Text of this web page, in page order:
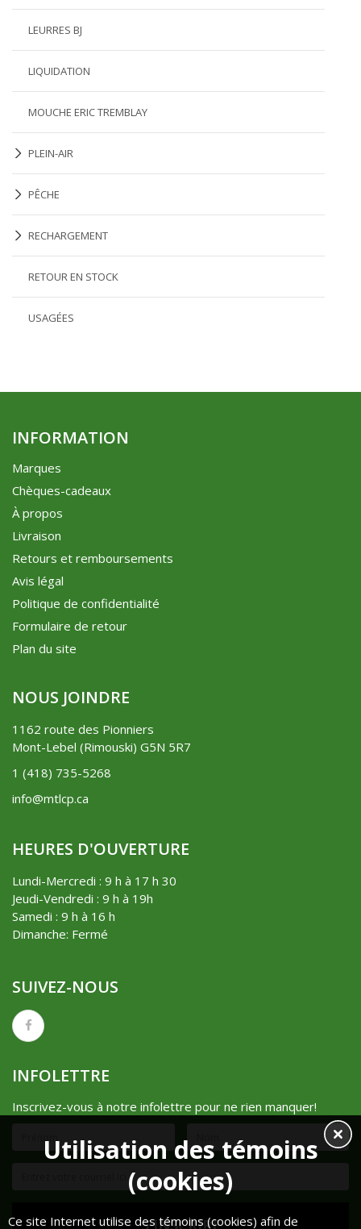
LEURRES BJ
LIQUIDATION
MOUCHE ERIC TREMBLAY
PLEIN-AIR
PÊCHE
RECHARGEMENT
RETOUR EN STOCK
USAGÉES
INFORMATION
Marques
Chèques-cadeaux
À propos
Livraison
Retours et remboursements
Avis légal
Politique de confidentialité
Formulaire de retour
Plan du site
NOUS JOINDRE
1162 route des Pionniers
Mont-Lebel (Rimouski) G5N 5R7
1 (418) 735-5268
info@mtlcp.ca
HEURES D'OUVERTURE
Lundi-Mercredi : 9 h à 17 h 30
Jeudi-Vendredi : 9 h à 19h
Samedi : 9 h à 16 h
Dimanche: Fermé
SUIVEZ-NOUS
INFOLETTRE
Inscrivez-vous à notre infolettre pour ne rien manquer!
Utilisation des témoins
(cookies)
Ce site Internet utilise des témoins (cookies) afin de